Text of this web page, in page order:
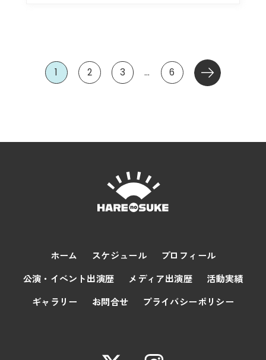
1 2 3 … 6
ホーム スケジュール
プロフィール
公演・イベント出演歴
メディア出演歴
活動実績
ギャラリー
お問合せ プライバシーポリシー